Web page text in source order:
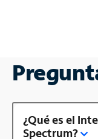
¿Qué es el
Spectrum?